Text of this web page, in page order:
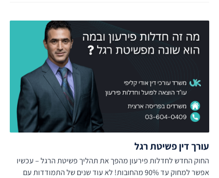
עורך דין פשיטת רגל
החוק החדש לחדלות פירעון מהפך את תהליך פשיטת הרגל – עכשיו
אפשר למחוק עד 90% מהחובות! לא עוד שנים של התמודדות עם